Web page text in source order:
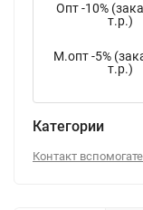
Опт -10%
т.р.)
М.опт -5%
т.р.)
Категории
Контакт